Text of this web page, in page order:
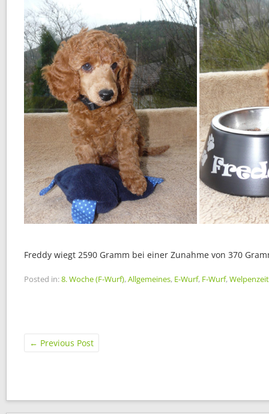
Freddy wiegt 2590 Gramm bei einer Zunahme von 370
Posted in:8. Woche (F-Wurf),Allgemeines, E-Wurf, F-Wurf,
← Previous Post